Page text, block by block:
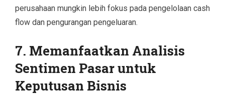
perusahaan mungkin lebih fokus pada pengelolaan cash
flow dan pengurangan pengeluaran.
7. Memanfaatkan Analisis
Sentimen Pasar untuk
Keputusan Bisnis